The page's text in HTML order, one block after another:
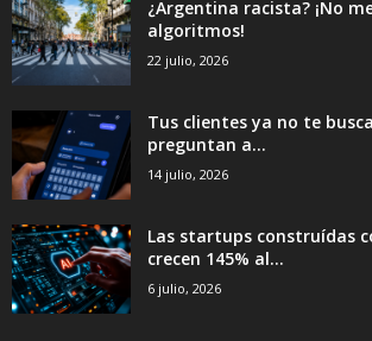
¿Argentina racista? ¡No
algoritmos!
22 julio, 2026
Tus clientes ya no te
preguntan a...
14 julio, 2026
Las startups construídas
crecen 145% al...
6 julio, 2026